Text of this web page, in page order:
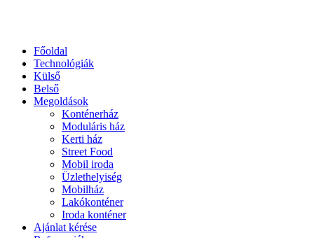
Főoldal
Technológiák
Külső
Belső
Megoldások
Konténerház
Moduláris ház
Kerti ház
Street Food
Mobil iroda
Üzlethelyiség
Mobilház
Lakókonténer
Iroda konténer
Ajánlat kérése